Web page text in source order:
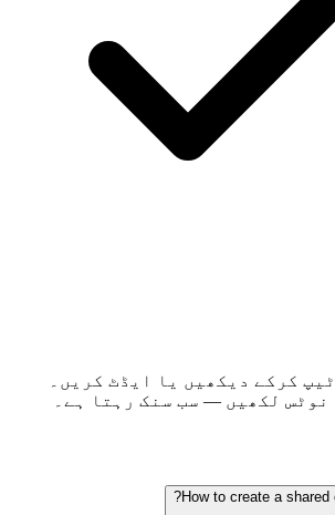
کرکے دیکھیں یا ایڈٹ کریں۔
لکھیں — سب سنک رہتا ہے۔
How to create a shared